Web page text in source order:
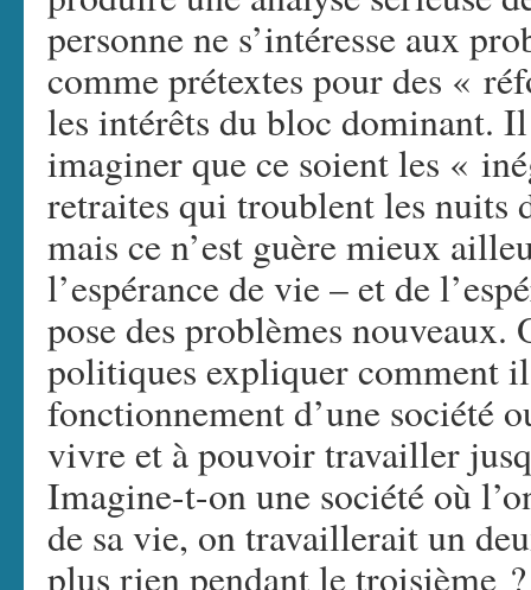
personne ne s’intéresse aux
comme prétextes pour des «
les intérêts du bloc dominant.
imaginer que ce soient les «
retraites qui troublent les
mais ce n’est guère mieux
l’espérance de vie – et de
pose des problèmes
politiques expliquer comment
fonctionnement d’une société
vivre et à pouvoir travailler
Imagine-t-on une société où
de sa vie, on travaillerait un
plus rien pendant le troisième